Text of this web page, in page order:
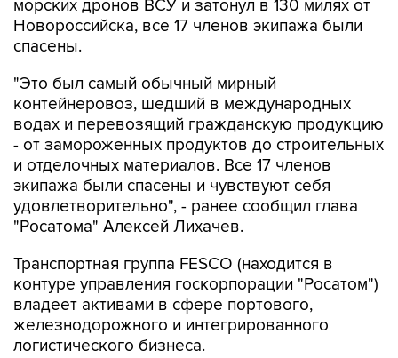
морских дронов ВСУ и затонул в 130 милях от
Новороссийска, все 17 членов экипажа были
спасены.
"Это был самый обычный мирный
контейнеровоз, шедший в международных
водах и перевозящий гражданскую продукцию
- от замороженных продуктов до строительных
и отделочных материалов. Все 17 членов
экипажа были спасены и чувствуют себя
удовлетворительно", - ранее сообщил глава
"Росатома" Алексей Лихачев.
Транспортная группа FESCO (находится в
контуре управления госкорпорации "Росатом")
владеет активами в сфере портового,
железнодорожного и интегрированного
логистического бизнеса.